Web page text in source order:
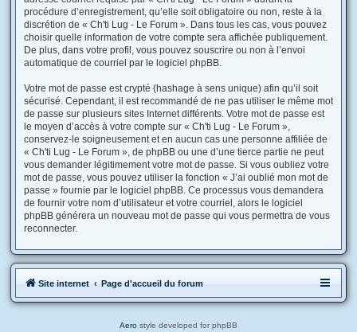
procédure d’enregistrement, qu’elle soit obligatoire ou non, reste à la
discrétion de « Ch'ti Lug - Le Forum ». Dans tous les cas, vous pouvez
choisir quelle information de votre compte sera affichée publiquement.
De plus, dans votre profil, vous pouvez souscrire ou non à l’envoi
automatique de courriel par le logiciel phpBB.
Votre mot de passe est crypté (hashage à sens unique) afin qu’il soit
sécurisé. Cependant, il est recommandé de ne pas utiliser le même mot
de passe sur plusieurs sites Internet différents. Votre mot de passe est
le moyen d’accès à votre compte sur « Ch'ti Lug - Le Forum »,
conservez-le soigneusement et en aucun cas une personne affiliée de
« Ch'ti Lug - Le Forum », de phpBB ou une d’une tierce partie ne peut
vous demander légitimement votre mot de passe. Si vous oubliez votre
mot de passe, vous pouvez utiliser la fonction « J’ai oublié mon mot de
passe » fournie par le logiciel phpBB. Ce processus vous demandera
de fournir votre nom d’utilisateur et votre courriel, alors le logiciel
phpBB générera un nouveau mot de passe qui vous permettra de vous
reconnecter.
Site internet Page d'accueil du forum
Aero style developed for phpBB